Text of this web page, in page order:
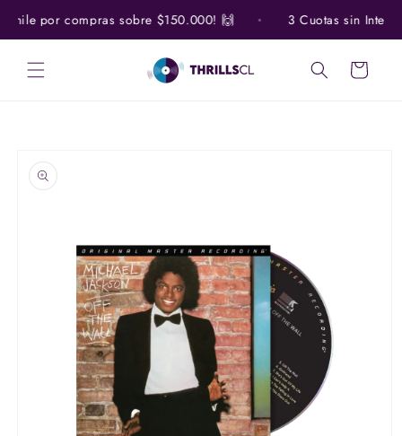
directamente
al contenido
por compras sobre $150.000! 🙌 3 Cuotas sin Interés
Carrito
a la
información